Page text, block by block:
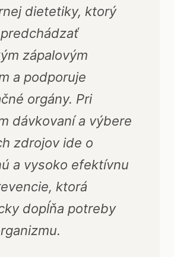
dietetiky, ktorý
zápalovým
a podporuje
orgány. Pri
dávkovaní a výbere
zdrojov ide o
a vysoko efektívnu
ktorá
dopĺňa potreby